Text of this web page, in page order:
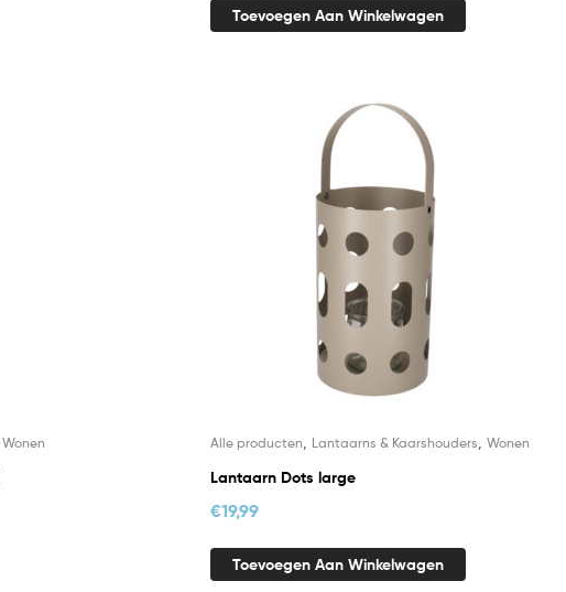
Toevoegen Aan Winkelwagen
Wonen Alle producten Lantaarns & Kaarshouders Wonen
Lantaarn Dots large
€19,99
Toevoegen Aan Winkelwagen